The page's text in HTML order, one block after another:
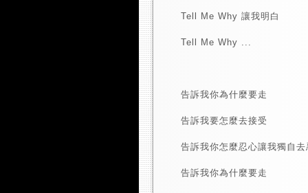
Tell Me Why 讓我明白
Tell Me Why ...
告訴我你為什麼要走
告訴我要怎麼去接受
告訴我你怎麼忍心讓我獨自去
告訴我你為什麼要走